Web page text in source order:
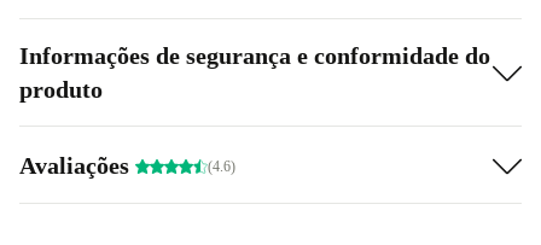
Informações de segurança e conformidade do
produto
Avaliações (4.6)